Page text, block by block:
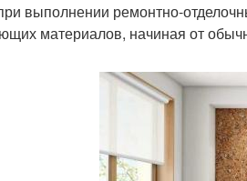
выполнении ремонтно-
материалов, начиная от